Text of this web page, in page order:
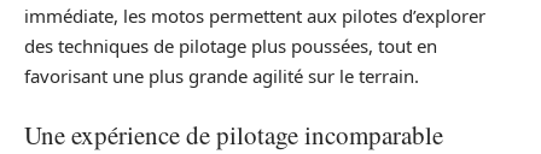
immédiate, les motos permettent aux pilotes d’explorer
des techniques de pilotage plus poussées, tout en
favorisant une plus grande agilité sur le terrain.
Une expérience de pilotage incomparable